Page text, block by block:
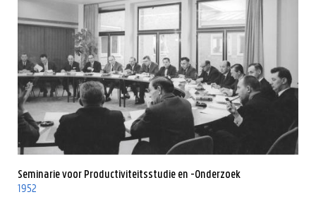
Seminarie voor Productiviteitsstudie en -Onderzoek
1952